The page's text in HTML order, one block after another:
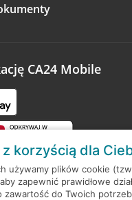
się z nami opinią
CA24 Mobile
korzyścią dla
używamy plików cookie
zapewnić prawidłowe
zawartość do Twoich